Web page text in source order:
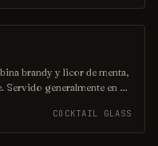
intensos y dulces.
brandy y licor de menta,
Servido generalmente en un
y su aroma mentolado
los amantes de los
COCKTAIL GLASS